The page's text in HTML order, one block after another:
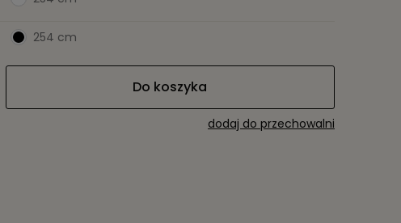
254 cm
Do koszyka
dodaj do przechowalni